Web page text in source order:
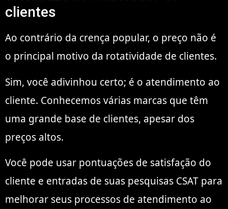
clientes
Ao contrário da crença popular, o preço não é
o principal motivo da rotatividade de clientes.
Sim, você adivinhou certo; é o atendimento ao
cliente. Conhecemos várias marcas que têm
uma grande base de clientes, apesar dos
preços altos.
Você pode usar pontuações de satisfação do
cliente e entradas de suas pesquisas CSAT para
melhorar seus processos de atendimento ao